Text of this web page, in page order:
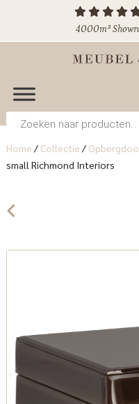
4000m²
Producten
zoeken
Home / Collectie /
small Richmond Interiors